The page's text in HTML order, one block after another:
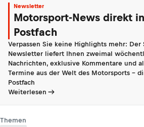
Newsletter
Motorsport-News direkt
Postfach
Verpassen Sie keine Highlights mehr: Der
Newsletter liefert Ihnen zweimal
Nachrichten, exklusive Kommentare und
Termine aus der Welt des Motorsports -
Postfach
Weiterlesen
Themen